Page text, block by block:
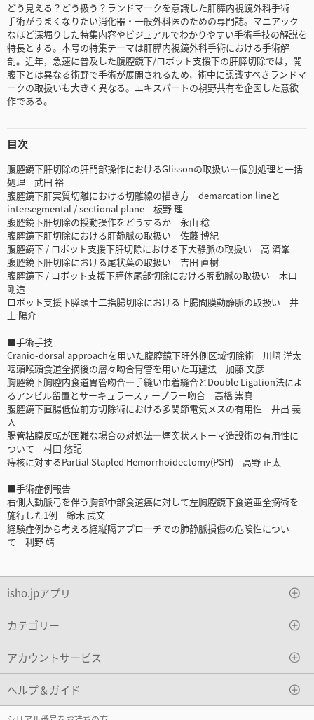
どう見える？どう扱う？ランドマークを意識した肝膵内視鏡外科手術
手術がうまくなりたい消化器・一般外科医のための専門誌。マニアック
なほど深堀りした特集内容やビジュアルでわかりやすい手術手技の解説を
特長とする。本号の特集テーマは肝膵内視鏡外科手術における手術解
剖。近年，急速に普及した腹腔鏡下/ロボット支援下の肝膵切除では，開
腹下とは異なる術野で手術が展開されるため，術中に認識すべきランドマ
ークの取扱いも大きく異なる。エキスパートの視野共有を企図した意欲
作である。
目次
腹腔鏡下肝切除の肝門部操作におけるGlissonの取扱い―個別処理と一括
処理 武田 裕
腹腔鏡下肝実質切離における切離線の描き方―demarcation lineと
intersegmental / sectional plane 板野 理
腹腔鏡下肝切除の授動操作をどうするか 永山 稔
腹腔鏡下肝切除における肝静脈の取扱い 佐藤 博紀
腹腔鏡下 / ロボット支援下肝切除における下大静脈の取扱い 高 済峯
腹腔鏡下肝切除における尾状葉の取扱い 吉田 直樹
腹腔鏡下 / ロボット支援下膵体尾部切除における脾動脈の取扱い 木口
剛造
ロボット支援下膵頭十二指腸切除における上腸間膜動静脈の取扱い 井
上 陽介
■手術手技
Cranio-dorsal approachを用いた腹腔鏡下肝外側区域切除術 川﨑 洋太
咽頭喉頭食道全摘後の層々吻合胃管を用いた再建法 加藤 文彦
胸腔鏡下胸腔内食道胃管吻合―手縫い巾着縫合とDouble Ligation法によ
るアンビル留置とサーキュラーステープラー吻合 高橋 崇真
腹腔鏡下直腸低位前方切除術における多関節電気メスの有用性 井出 義
人
腸管粘膜反転が困難な場合の対処法―煙突状ストーマ造設術の有用性に
ついて 村田 悠記
痔核に対するPartial Stapled Hemorrhoidectomy(PSH) 高野 正太
■手術症例報告
右側大動脈弓を伴う胸部中部食道癌に対して左胸腔鏡下食道亜全摘術を
施行した1例 鈴木 武文
経験症例から考える経縦隔アプローチでの肺静脈損傷の危険性につい
て 利野 靖
isho.jpアプリ
カテゴリー
アカウントサービス
ヘルプ＆ガイド